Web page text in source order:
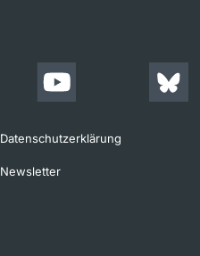
Datenschutzerklärung
Newsletter